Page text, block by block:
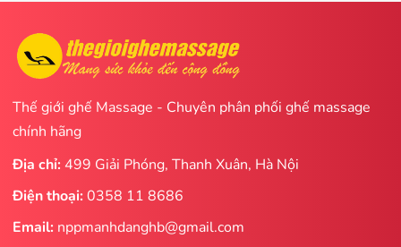
Thế giới ghế Massage - Chuyên phân phối ghế massage
chính hãng
Địa chỉ: 499 Giải Phóng, Thanh Xuân, Hà Nội
Điện thoại:0358 11 8686
Email: nppmanhdanghb@gmail.com